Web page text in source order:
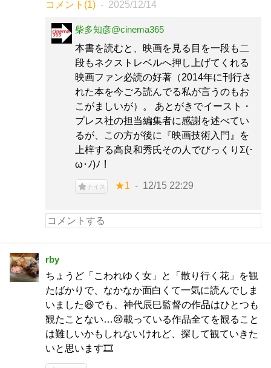
コメント(1) 2025/12/14
柴多知彦@cinema365
本書を読むと、映画を見る目を一段も二
段もネクストレベルへ押し上げてくれる
映画ファン必読の好著（2014年に刊行さ
れた本を今ごろ読んでる私が言うのもお
こがましいが）。 あとがきでイースト・
プレス社の担当編集者に感謝を述べてい
るが、この方が後に『映画技術入門』を
上梓する高良和秀氏その人でびっくりΣ(･
ω･ﾉ)ﾉ！
ナイス ★1 12/15 22:29
rby
ちょうど「こわれゆく女」と「散り行く花」を観
たばかりで、なかなか面白くて一気に読んでしま
いました😆でも、神代辰巳監督の作品はひとつも
観たことない…😢載っている作品全てを観ること
は難しいかもしれないけれど、探して観ていきた
いと思います🎞️